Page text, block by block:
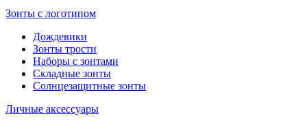
Зонты с логотипом
Дождевики
Зонты трости
Наборы с зонтами
Складные зонты
Солнцезащитные зонты
Личные аксессуары